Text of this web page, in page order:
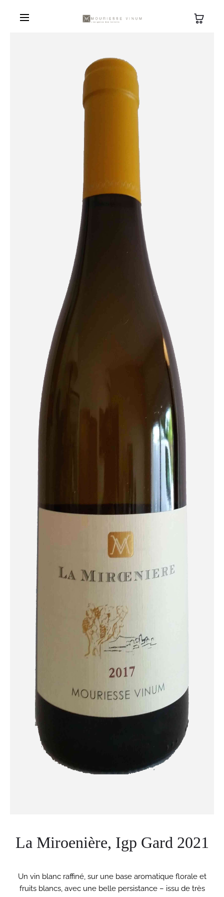
La Miroenière, Igp Gard 2021
Un vin blanc raffiné, sur une base aromatique florale et
fruits blancs, avec une belle persistance – issu de très